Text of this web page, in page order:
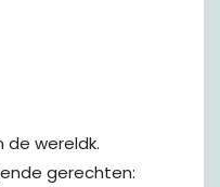
wereldk.
gerechten: